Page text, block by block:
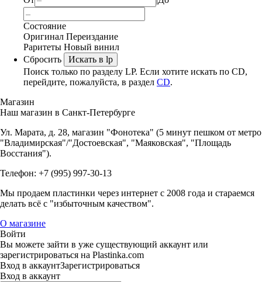
Состояние
Оригинал Переиздание
Раритеты Новый винил
Сбросить
Искать в lp
Поиск только по разделу LP. Если хотите искать по CD,
перейдите, пожалуйста, в раздел CD.
Магазин
Наш магазин в Санкт-Петербурге
Ул. Марата, д. 28, магазин "Фонотека" (5 минут пешком от метро
"Владимирская"/"Достоевская", "Маяковская", "Площадь
Восстания").
Телефон: +7 (995) 997-30-13
Мы продаем пластинки через интернет c 2008 года и стараемся
делать всё с "избыточным качеством".
О магазине
Войти
Вы можете зайти в уже существующий аккаунт или
зарегистрироваться на Plastinka.com
Вход в аккаунтЗарегистрироваться
Вход в аккаунт